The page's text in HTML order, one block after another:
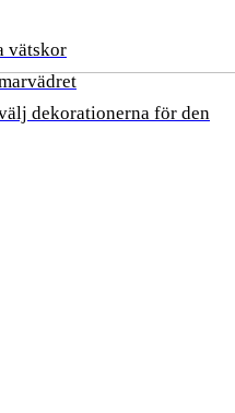
vätskor
dekorationerna för den